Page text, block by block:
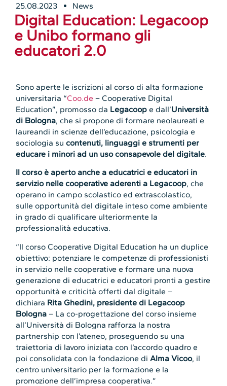
25.08.2023 News
Digital Education: Legacoop
e Unibo formano gli
educatori 2.0
Sono aperte le iscrizioni al corso di alta formazione
universitaria “Coo.de– Cooperative Digital
Education”, promosso da Legacoope dall’Università
di Bologna, che si propone di formare neolaureati e
laureandi in scienze dell’educazione, psicologia e
sociologia su contenuti, linguaggi e strumenti per
educare i minori ad un uso consapevole del digitale.
Il corso è aperto anche a educatrici e educatori in
servizio nelle cooperative aderenti a Legacoop, che
operano in campo scolastico ed extrascolastico,
sulle opportunità del digitale inteso come ambiente
in grado di qualificare ulteriormente la
professionalità educativa.
“Il corso Cooperative Digital Education ha un duplice
obiettivo: potenziare le competenze di professionisti
in servizio nelle cooperative e formare una nuova
generazione di educatrici e educatori pronti a gestire
opportunità e criticità offerti dal digitale –
dichiara Rita Ghedini, presidente di Legacoop
Bologna – La co-progettazione del corso insieme
all’Università di Bologna rafforza la nostra
partnership con l’ateneo, proseguendo su una
traiettoria di lavoro iniziata con l’accordo quadro e
poi consolidata con la fondazione diAlma Vicoo, il
centro universitario per la formazione e la
promozione dell’impresa cooperativa.”